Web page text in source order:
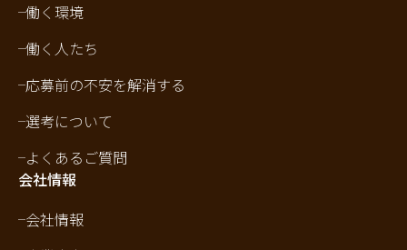
働く環境
働く人たち
応募前の不安を解消する
選考について
よくあるご質問
会社情報
会社情報